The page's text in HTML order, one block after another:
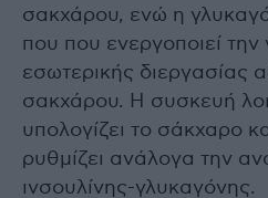
σακχάρου, ενώ η
που που ενεργοποιεί
εσωτερικής διεργασίας
σακχάρου. Η συσκευή
υπολογίζει το σάκχαρο
ρυθμίζει ανάλογα την
ινσουλίνης-γλυκαγόνης.